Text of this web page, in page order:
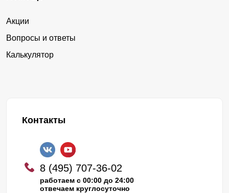
Акции
Вопросы и ответы
Калькулятор
Контакты
8 (495) 707-36-02
работаем с 00:00 до 24:00
отвечаем круглосуточно